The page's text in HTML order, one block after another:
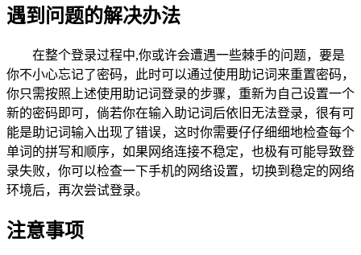
遇到问题的解决办法
在整个登录过程中,你或许会遭遇一些棘手的问题，要是
你不小心忘记了密码，此时可以通过使用助记词来重置密码，
你只需按照上述使用助记词登录的步骤，重新为自己设置一个
新的密码即可，倘若你在输入助记词后依旧无法登录，很有可
能是助记词输入出现了错误，这时你需要仔仔细细地检查每个
单词的拼写和顺序，如果网络连接不稳定，也极有可能导致登
录失败，你可以检查一下手机的网络设置，切换到稳定的网络
环境后，再次尝试登录。
注意事项